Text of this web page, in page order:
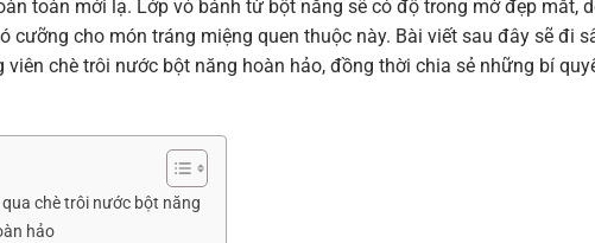
toàn mới lạ. Lớp vỏ bánh từ bột năng sẽ có độ trong mờ đẹp mắt,
cưỡng cho món tráng miệng quen thuộc này. Bài viết sau đây sẽ đi
chè trôi nước bột năng hoàn hảo, đồng thời chia sẻ những bí
chè trôi nước bột năng
hảo